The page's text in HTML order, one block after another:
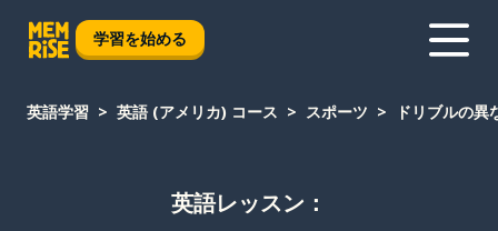
学習を始める
英語学習 英語 (アメリカ) コース スポーツ ドリブルの異
英語レッスン：